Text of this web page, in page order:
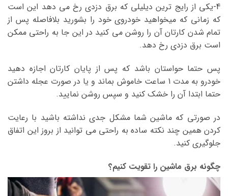
4-یکی از رایج ترین دیلیلی که برق دزدی رخ می دهد این است
که زمانی که میخواهید خودروی خود را بشورید بلافاصله پس از
تمام شدن کارتان آن را روشن می کنید در این جا به راحتی ممکن
است برق دزدی رخ دهد.
پس حتما حواستان باشد که پس از پایان کارتان اجازه دهید
خودرو به مدت 1 ساعت خاموش بماند و یا در صورت عجله داشتن
حتما ابتدا آن را خشک کنید و سپس روشن نمایید.
در صورتی که ماشین شما مشکل جدی نداشته باشید با رعایت
کردن همین چند نکته ساده به راحتی می توانید از بروز این اتفاق
جلوگیری کنید.
چگونه برق ماشین را تقویت کنیم؟